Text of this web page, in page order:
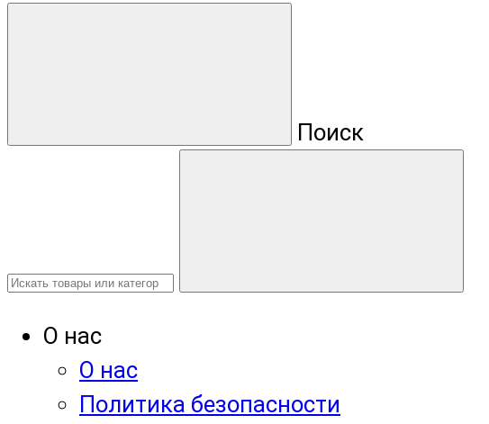
Поиск
О нас
О нас
Политика безопасности